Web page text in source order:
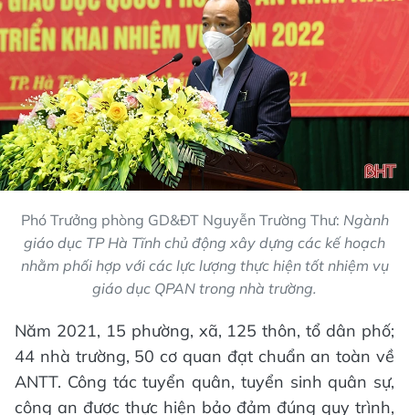
Phó Trưởng phòng GD&ĐT Nguyễn Trường Thư: Ngành
giáo dục TP Hà Tĩnh chủ động xây dựng các kế hoạch
nhằm phối hợp với các lực lượng thực hiện tốt nhiệm vụ
giáo dục QPAN trong nhà trường.
Năm 2021, 15 phường, xã, 125 thôn, tổ dân phố;
44 nhà trường, 50 cơ quan đạt chuẩn an toàn về
ANTT. Công tác tuyển quân, tuyển sinh quân sự,
công an được thực hiện bảo đảm đúng quy trình,